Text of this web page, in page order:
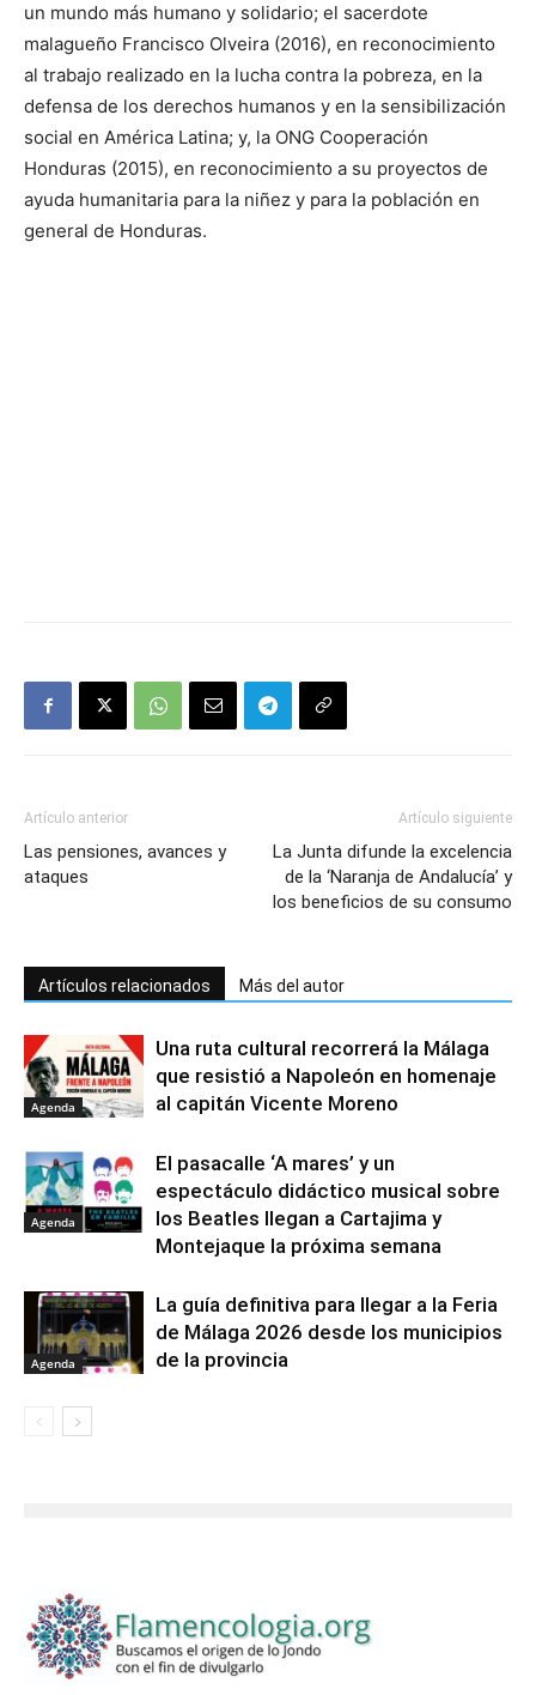
un mundo más humano y solidario; el sacerdote
malagueño Francisco Olveira (2016), en reconocimiento
al trabajo realizado en la lucha contra la pobreza, en la
defensa de los derechos humanos y en la sensibilización
social en América Latina; y, la ONG Cooperación
Honduras (2015), en reconocimiento a su proyectos de
ayuda humanitaria para la niñez y para la población en
general de Honduras.
Artículo anterior
Las pensiones, avances y
ataques
Artículo siguiente
La Junta difunde la excelencia
de la ‘Naranja de Andalucía’ y
los beneficios de su consumo
Artículos relacionados Más del autor
Agenda
Una ruta cultural recorrerá la Málaga
que resistió a Napoleón en homenaje
al capitán Vicente Moreno
Agenda
El pasacalle ‘A mares’ y un
espectáculo didáctico musical sobre
los Beatles llegan a Cartajima y
Montejaque la próxima semana
Agenda
La guía definitiva para llegar a la Feria
de Málaga 2026 desde los municipios
de la provincia